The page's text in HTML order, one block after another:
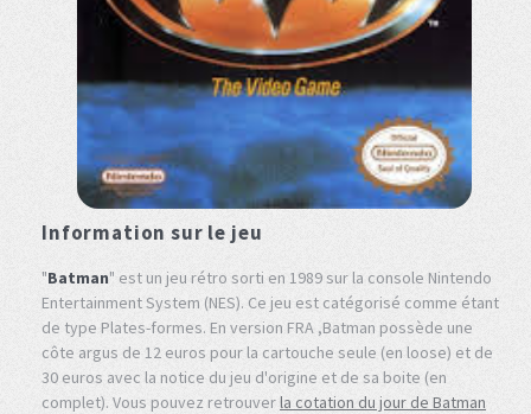
Information sur le jeu
"Batman" est un jeu rétro sorti en 1989 sur la console Nintendo
Entertainment System (NES). Ce jeu est catégorisé comme étant
de type Plates-formes. En version FRA ,Batman possède une
côte argus de 12 euros pour la cartouche seule (en loose) et de
30 euros avec la notice du jeu d'origine et de sa boite (en
complet). Vous pouvez retrouverla cotation du jour de Batman